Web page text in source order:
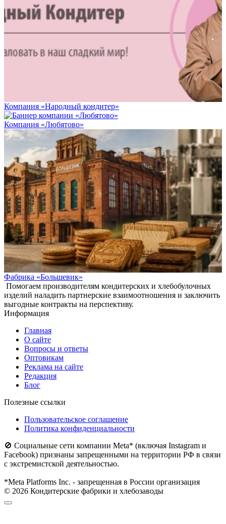
Компания «Народный кондитер»
Компания «Любятово»
Фабрика «Большевик»
Помогаем производителям кондитерских и хлебобулочных
изделий наладить партнерские взаимоотношения и заключить
выгодные контракты на перспективу.
Информация
Главная
О сайте
Вопросы и ответы
Оптовикам
Реклама на сайте
Редакция
Блог
Полезные ссылки
Пользовательское соглашение
Политика конфиденциальности
🚫 Социальные сети компании Meta* (включая Instagram и
Facebook) признаны запрещенными на территории РФ в связи
с экстремистской деятельностью.
*Meta Platforms Inc. - запрещенная в России организация
© 2026 Кондитерские фабрики и хлебозаводы